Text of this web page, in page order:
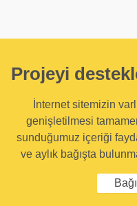
Projeyi
İnternet sitemizin
genişletilmesi
sunduğumuz içeriği
ve aylık bağışta